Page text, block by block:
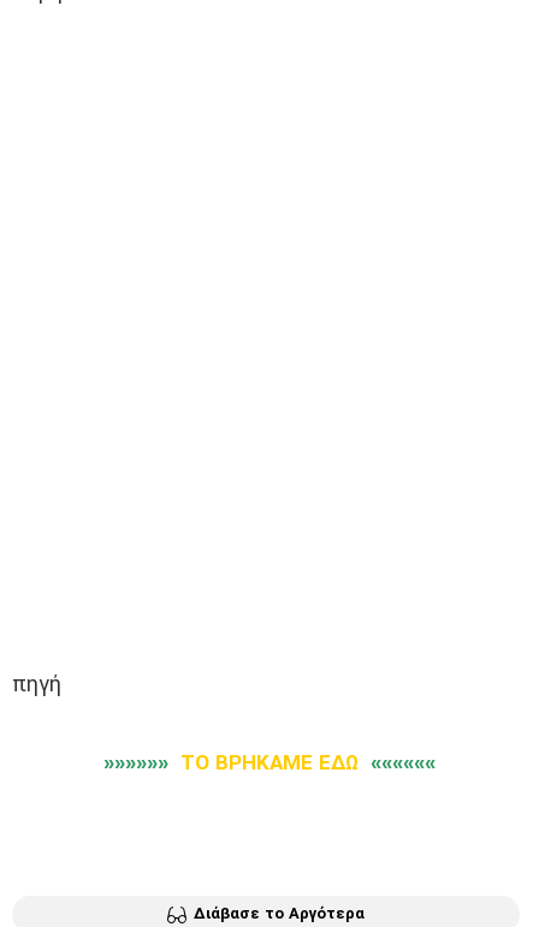
πηγή
»»»»»» ΤΟ ΒΡΗΚΑΜΕ ΕΔΩ ««««««
Διάβασε το Αργότερα